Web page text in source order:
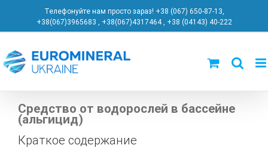
content
Телефонуйте нам просто зараз! +38 (067) 650-87-13,
+38(067)3965683 , +38(067)4317464 , +38 (04143) 40-222
Средство от водорослей в бассейне
(альгицид)
Краткое содержание